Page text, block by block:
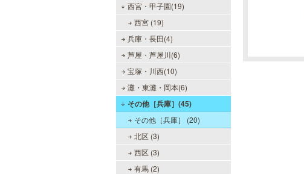
西宮・甲子園(19)
西宮 (19)
兵庫・長田(4)
芦屋・芦屋川(6)
宝塚・川西(10)
灘・東灘・岡本(6)
その他［兵庫］(45)
その他［兵庫］ (20)
北区 (3)
西区 (3)
有馬 (2)